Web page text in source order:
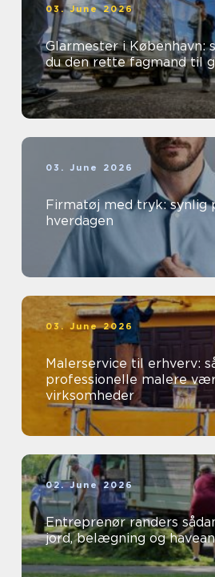
03. June 2026
Glarmester i København:
du den rette fagmand til
03. June 2026
Firmatøj med tryk: synlig
hverdagen
03. June 2026
Malerservice til erhverv:
professionelle malere
virksomheder
02. June 2026
Entreprenør randers sådan får du styr på
jord, belægning og